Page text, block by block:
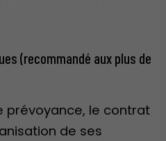
(recommandé aux plus de
prévoyance, le contrat
de ses